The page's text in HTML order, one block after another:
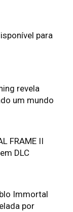
para
revela
um mundo
FRAME II
DLC
Immortal
por